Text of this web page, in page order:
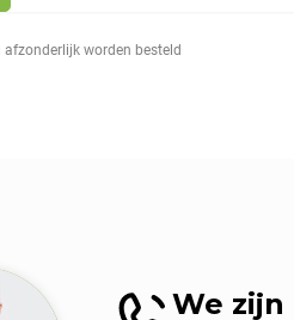
worden besteld
We zijn